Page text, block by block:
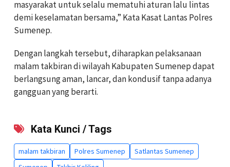
masyarakat untuk selalu mematuhi aturan lalu lintas
demi keselamatan bersama,” Kata Kasat Lantas Polres
Sumenep.
Dengan langkah tersebut, diharapkan pelaksanaan
malam takbiran di wilayah Kabupaten Sumenep dapat
berlangsung aman, lancar, dan kondusif tanpa adanya
gangguan yang berarti.
Kata Kunci / Tags
malam takbiran Polres Sumenep
Satlantas Sumenep